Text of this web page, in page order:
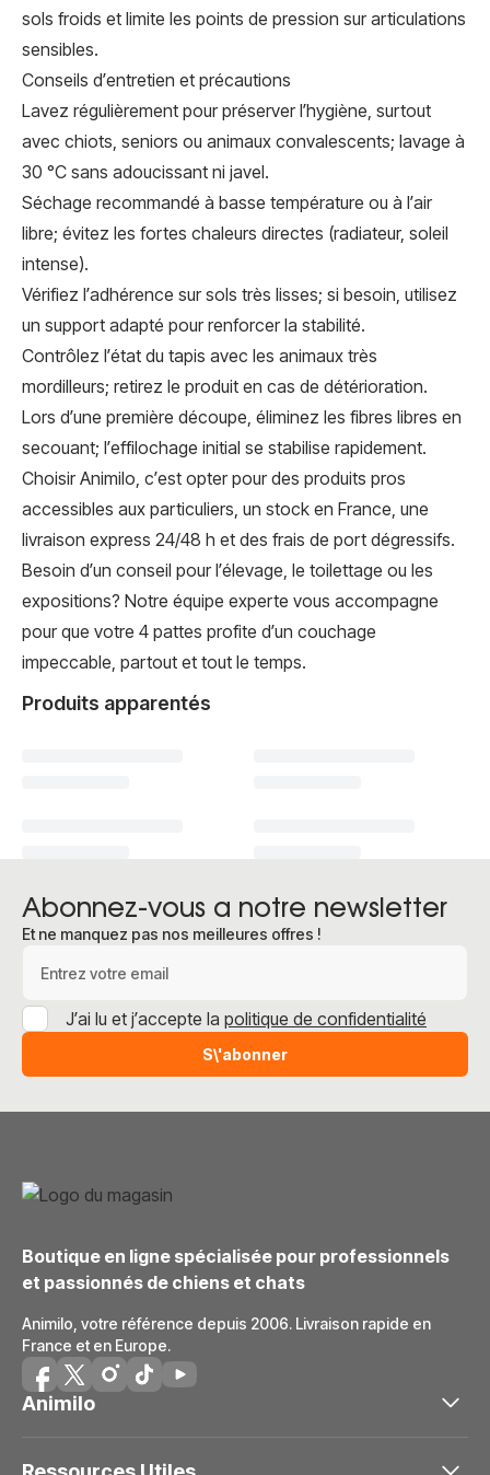
sols froids et limite les points de pression sur articulations
sensibles.
Conseils d’entretien et précautions
Lavez régulièrement pour préserver l’hygiène, surtout
avec chiots, seniors ou animaux convalescents; lavage à
30 °C sans adoucissant ni javel.
Séchage recommandé à basse température ou à l’air
libre; évitez les fortes chaleurs directes (radiateur, soleil
intense).
Vérifiez l’adhérence sur sols très lisses; si besoin, utilisez
un support adapté pour renforcer la stabilité.
Contrôlez l’état du tapis avec les animaux très
mordilleurs; retirez le produit en cas de détérioration.
Lors d’une première découpe, éliminez les fibres libres en
secouant; l’effilochage initial se stabilise rapidement.
Choisir Animilo, c’est opter pour des produits pros
accessibles aux particuliers, un stock en France, une
livraison express 24/48 h et des frais de port dégressifs.
Besoin d’un conseil pour l’élevage, le toilettage ou les
expositions? Notre équipe experte vous accompagne
pour que votre 4 pattes profite d’un couchage
impeccable, partout et tout le temps.
Produits apparentés
Abonnez-vous a notre newsletter
Et ne manquez pas nos meilleures offres !
S\'abonner
J’ai lu et j’accepte la politique de confidentialité
Boutique en ligne spécialisée pour professionnels
et passionnés de chiens et chats
Animilo, votre référence depuis 2006. Livraison rapide en
France et en Europe.
Animilo